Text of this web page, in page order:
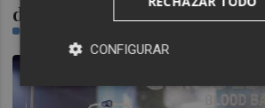
de las fiestas
CONFIGURAR